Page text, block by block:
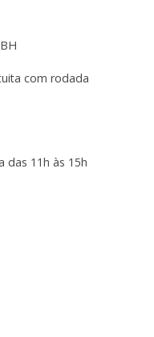
com rodada
das 11h às 15h